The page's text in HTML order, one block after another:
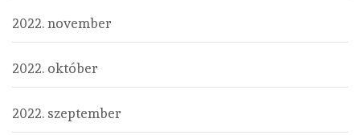
2022. november
2022. október
2022. szeptember